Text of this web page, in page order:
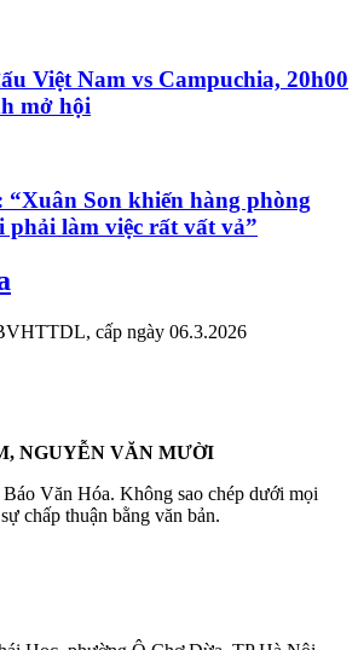
Việt Nam vs Campuchia, 20h00
mở hội
Son khiến hàng phòng
phải làm việc rất vất vả”
cấp ngày 06.3.2026
NGUYỄN VĂN MƯỜI
Văn Hóa. Không sao chép dưới mọi
chấp thuận bằng văn bản.